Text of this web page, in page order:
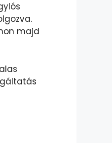
majd